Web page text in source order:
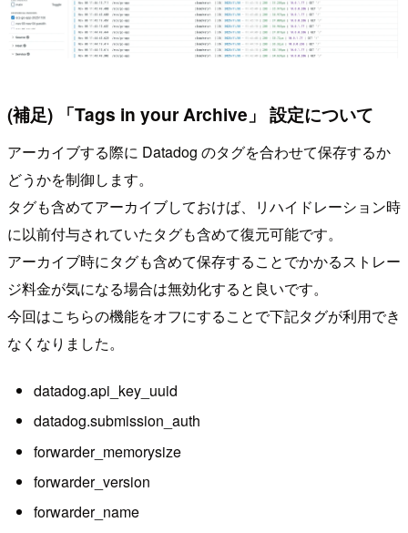
(補足) 「Tags in your Archive」 設定について
アーカイブする際に Datadog のタグを合わせて保存するか
どうかを制御します。
タグも含めてアーカイブしておけば、リハイドレーション時
に以前付与されていたタグも含めて復元可能です。
アーカイブ時にタグも含めて保存することでかかるストレー
ジ料金が気になる場合は無効化すると良いです。
今回はこちらの機能をオフにすることで下記タグが利用でき
なくなりました。
datadog.api_key_uuid
datadog.submission_auth
forwarder_memorysize
forwarder_version
forwarder_name